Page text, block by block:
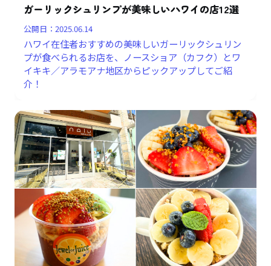
ガーリックシュリンプが美味しいハワイの店12選
公開日：2025.06.14
ハワイ在住者おすすめの美味しいガーリックシュリン
プが食べられるお店を、ノースショア（カフク）とワ
イキキ／アラモアナ地区からピックアップしてご紹
介！